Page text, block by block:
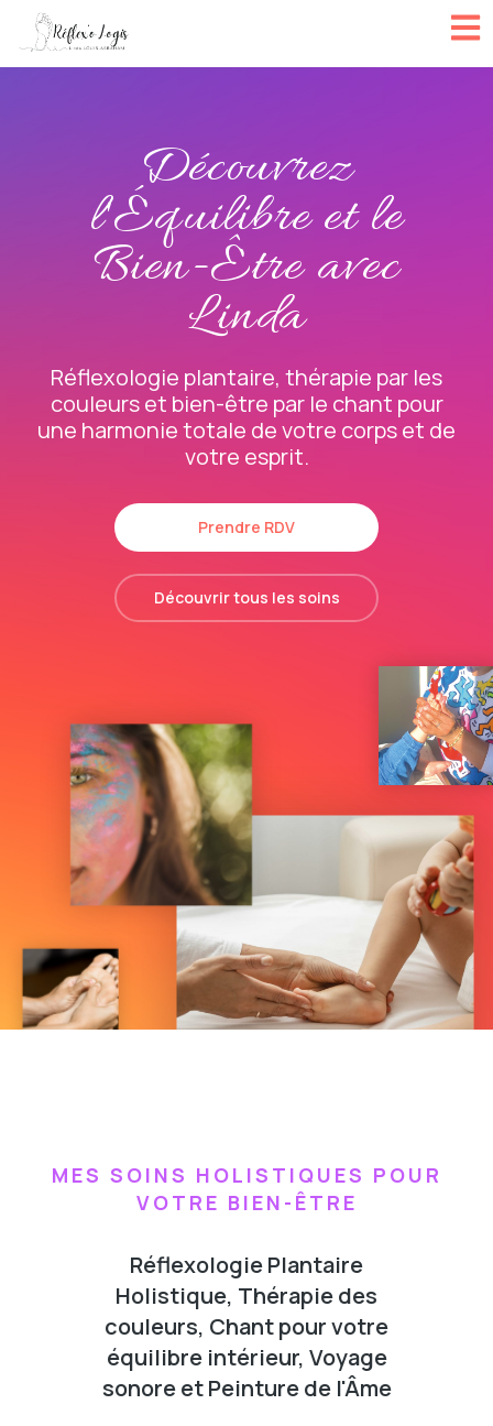
Découvrez
l'Équilibre et le
Bien-Être avec
Linda
Réflexologie plantaire, thérapie par les
couleurs et bien-être par le chant pour
une harmonie totale de votre corps et de
votre esprit.
Prendre RDV
Découvrir tous les soins
MES SOINS HOLISTIQUES POUR
VOTRE BIEN-ÊTRE
Réflexologie Plantaire
Holistique, Thérapie des
couleurs, Chant pour votre
équilibre intérieur, Voyage
sonore et Peinture de l'Âme